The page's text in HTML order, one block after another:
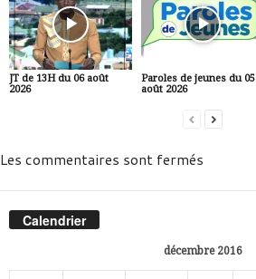
JT de 13H du 06 août
2026
Paroles de jeunes du 05
août 2026
Les commentaires sont fermés
Calendrier
décembre 2016